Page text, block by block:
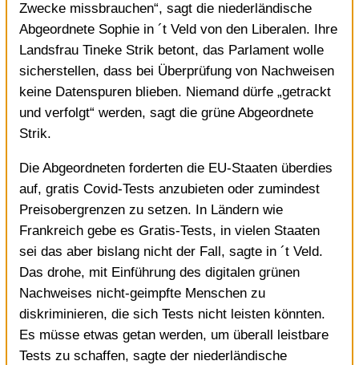
Zwecke missbrauchen“, sagt die niederländische
Abgeordnete Sophie in ´t Veld von den Liberalen. Ihre
Landsfrau Tineke Strik betont, das Parlament wolle
sicherstellen, dass bei Überprüfung von Nachweisen
keine Datenspuren blieben. Niemand dürfe „getrackt
und verfolgt“ werden, sagt die grüne Abgeordnete
Strik.
Die Abgeordneten forderten die EU-Staaten überdies
auf, gratis Covid-Tests anzubieten oder zumindest
Preisobergrenzen zu setzen. In Ländern wie
Frankreich gebe es Gratis-Tests, in vielen Staaten
sei das aber bislang nicht der Fall, sagte in ´t Veld.
Das drohe, mit Einführung des digitalen grünen
Nachweises nicht-geimpfte Menschen zu
diskriminieren, die sich Tests nicht leisten könnten.
Es müsse etwas getan werden, um überall leistbare
Tests zu schaffen, sagte der niederländische